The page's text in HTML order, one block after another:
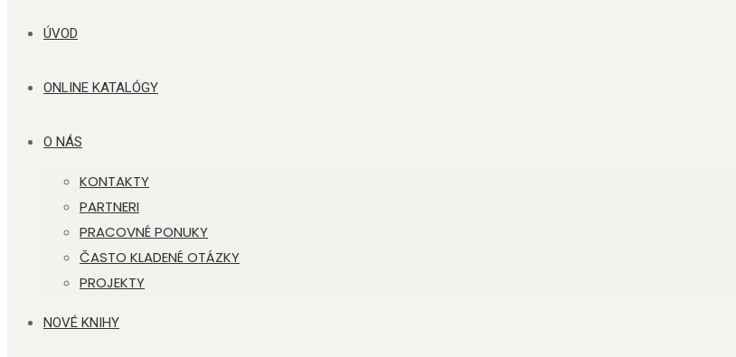
ÚVOD
ONLINE KATALÓGY
O NÁS
KONTAKTY
PARTNERI
PRACOVNÉ PONUKY
ČASTO KLADENÉ OTÁZKY
PROJEKTY
NOVÉ KNIHY